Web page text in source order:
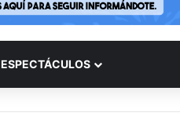
ESPECTÁCULOS